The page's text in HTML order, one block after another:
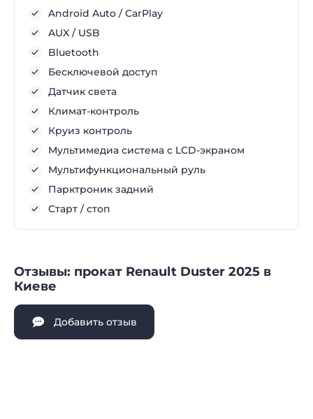
Android Auto / CarPlay
AUX / USB
Bluetooth
Бесключевой доступ
Датчик света
Климат-контроль
Круиз контроль
Мультимедиа система с LCD-экраном
Мультифункциональный руль
Парктроник задний
Старт / стоп
Отзывы: прокат Renault Duster 2025 в
Киеве
Добавить отзыв